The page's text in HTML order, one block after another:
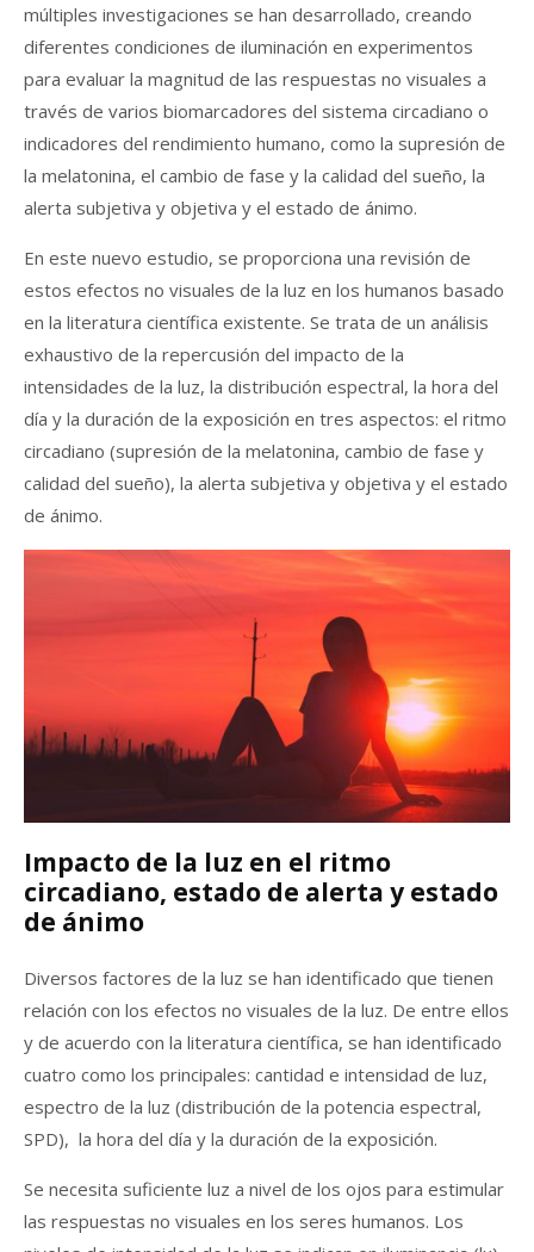
múltiples investigaciones se han desarrollado, creando
diferentes condiciones de iluminación en experimentos
para evaluar la magnitud de las respuestas no visuales a
través de varios biomarcadores del sistema circadiano o
indicadores del rendimiento humano, como la supresión de
la melatonina, el cambio de fase y la calidad del sueño, la
alerta subjetiva y objetiva y el estado de ánimo.
En este nuevo estudio, se proporciona una revisión de
estos efectos no visuales de la luz en los humanos basado
en la literatura científica existente. Se trata de un análisis
exhaustivo de la repercusión del impacto de la
intensidades de la luz, la distribución espectral, la hora del
día y la duración de la exposición en tres aspectos: el ritmo
circadiano (supresión de la melatonina, cambio de fase y
calidad del sueño), la alerta subjetiva y objetiva y el estado
de ánimo.
Impacto de la luz en el ritmo
circadiano, estado de alerta y estado
de ánimo
Diversos factores de la luz se han identificado que tienen
relación con los efectos no visuales de la luz. De entre ellos
y de acuerdo con la literatura científica, se han identificado
cuatro como los principales: cantidad e intensidad de luz,
espectro de la luz (distribución de la potencia espectral,
SPD), la hora del día y la duración de la exposición.
Se necesita suficiente luz a nivel de los ojos para estimular
las respuestas no visuales en los seres humanos. Los